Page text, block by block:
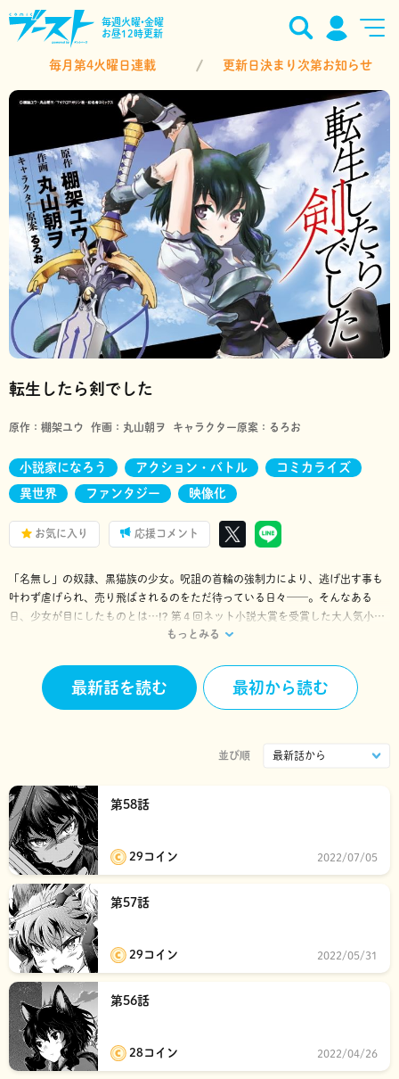
毎週火曜•金曜
お昼12時更新
毎月第4火曜日連載 更新日決まり次第お知らせ
転生したら剣でした
原作： 棚架ユウ 作画： 丸山朝ヲ キャラクター原案： るろお
小説家になろう アクション・バトル コミカライズ
異世界 ファンタジー 映像化
お気に入り 応援コメント
「名無し」の奴隷、黒猫族の少女。呪詛の首輪の強制力により、逃げ出す事も
叶わず虐げられ、売り飛ばされるのをただ待っている日々──。そんなある
日、少女が目にしたものとは…!? 第４回ネット小説大賞を受賞した大人気小説
もっとみる
最新話を読む 最初から読む
並び順
第58話
29コイン 2022/07/05
第57話
29コイン 2022/05/31
第56話
28コイン 2022/04/26